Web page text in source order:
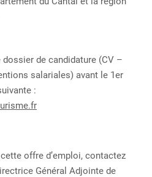
de candidature (CV –
salariales) avant le 1er
:
offre d’emploi, contactez
Général Adjointe de